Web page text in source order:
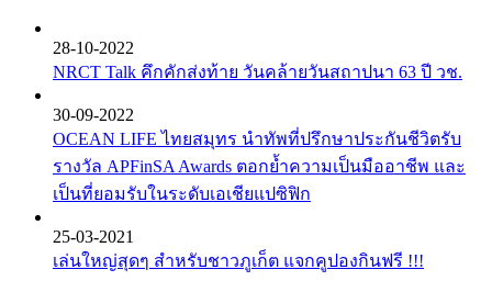
28-10-2022
NRCT Talk คึกคักส่งท้าย วันคล้ายวันสถาปนา 63 ปี วช.
30-09-2022
OCEAN LIFE ไทยสมุทร นำทัพที่ปรึกษาประกันชีวิตรับ
รางวัล APFinSA Awards ตอกย้ำความเป็นมืออาชีพ และ
เป็นที่ยอมรับในระดับเอเชียแปซิฟิก
25-03-2021
เล่นใหญ่สุดๆ สำหรับชาวภูเก็ต แจกคูปองกินฟรี !!!